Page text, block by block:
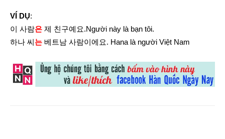
VÍ DỤ:
이 사람은 제 친구예요.Người này là bạn tôi.
하나 씨는 베트남 사람이에요. Hana là người Việt Nam